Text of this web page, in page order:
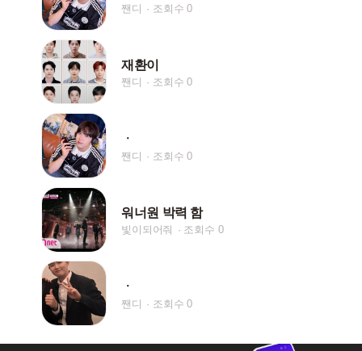
짼디 조회수 0
재환이
짼디 조회수 0
ㆍ
짼디 조회수 0
워너원 박력 함
빛이되어줘 조회수 0
ㆍ
짼디 조회수 0